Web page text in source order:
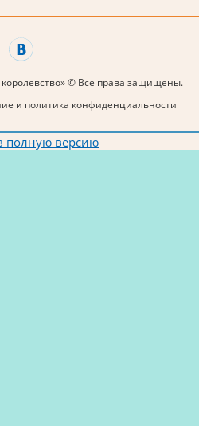
© Все права защищены.
и политика конфиденциальности
полную версию